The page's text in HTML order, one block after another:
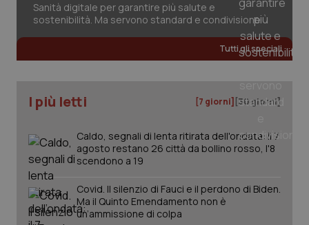
Sanità digitale per garantire più salute e
sostenibilità. Ma servono standard e condivisione
Tutti gli speciali
I più letti [7 giorni] [30 giorni]
Caldo, segnali di lenta ritirata dell'ondata: il 7
agosto restano 26 città da bollino rosso, l'8
scendono a 19
Covid. Il silenzio di Fauci e il perdono di Biden.
Ma il Quinto Emendamento non è
un’ammissione di colpa